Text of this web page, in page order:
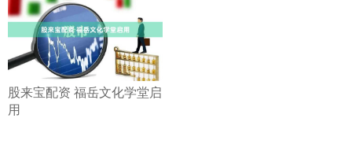
​股来宝配资 福岳文化学堂启
用